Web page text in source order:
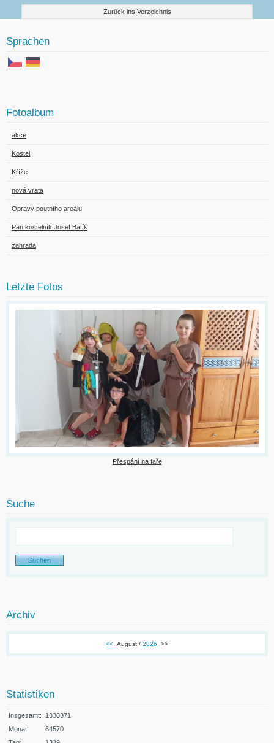
Zurück ins Verzeichnis
Sprachen
Fotoalbum
akce
Kostel
Kříže
nová vrata
Opravy poutního areálu
Pan kostelník Josef Batík
zahrada
Letzte Fotos
Přespání na faře
Suche
Archiv
<< August / 2026 >>
Statistiken
Insgesamt:
1330371
Monat:
64570